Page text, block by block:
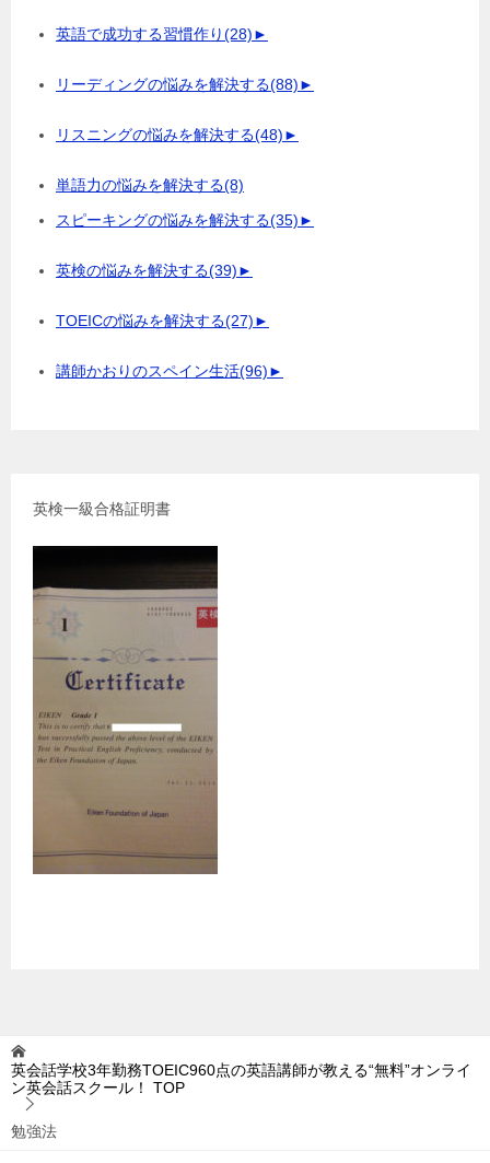
英語で成功する習慣作り(28)►
リーディングの悩みを解決する(88)►
リスニングの悩みを解決する(48)►
単語力の悩みを解決する(8)
スピーキングの悩みを解決する(35)►
英検の悩みを解決する(39)►
TOEICの悩みを解決する(27)►
講師かおりのスペイン生活(96)►
英検一級合格証明書
英会話学校3年勤務TOEIC960点の英語講師が教える“無料”オンライ
ン英会話スクール！
TOP
勉強法